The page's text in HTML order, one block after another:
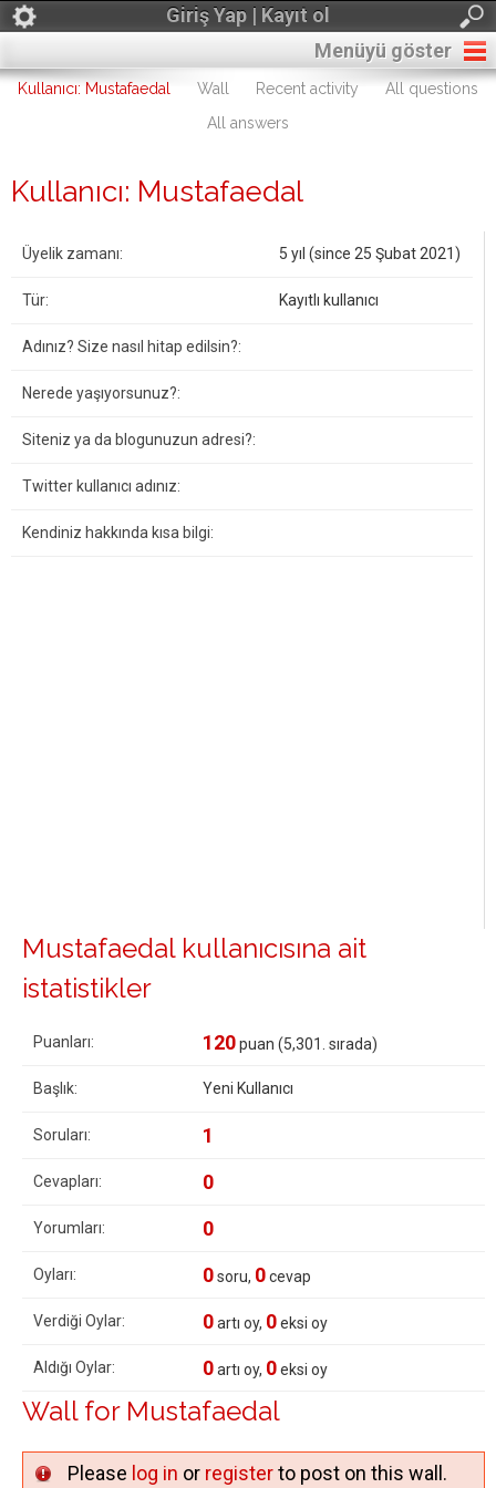
Giriş Yap | Kayıt ol
Menüyü göster
Kullanıcı: Mustafaedal Wall Recent activity
All questions
All answers
Kullanıcı: Mustafaedal
Üyelik zamanı: 5 yıl (since 25 Şubat 2021)
Tür: Kayıtlı kullanıcı
Adınız? Size nasıl hitap edilsin?:
Nerede yaşıyorsunuz?:
Siteniz ya da blogunuzun adresi?:
Twitter kullanıcı adınız:
Kendiniz hakkında kısa bilgi:
Mustafaedal kullanıcısına ait
istatistikler
Puanları: 120puan (5,301 . sırada)
Başlık: Yeni Kullanıcı
Soruları: 1
Cevapları: 0
Yorumları: 0
Oyları: 0soru, 0cevap
Verdiği Oylar: 0artı oy, 0eksi oy
Aldığı Oylar: 0artı oy, 0eksi oy
Wall for Mustafaedal
Please log in or registerto post on this wall.